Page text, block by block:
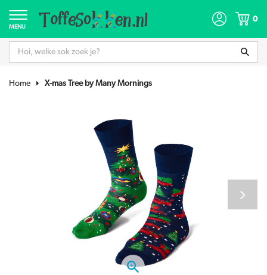
MENU
0
Home X-mas Tree by Many Mornings